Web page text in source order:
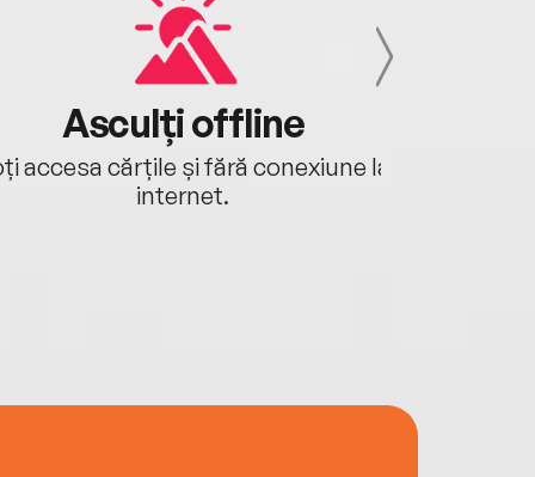
Asculți offline
accesa cărțile și fără conexiune la
internet.